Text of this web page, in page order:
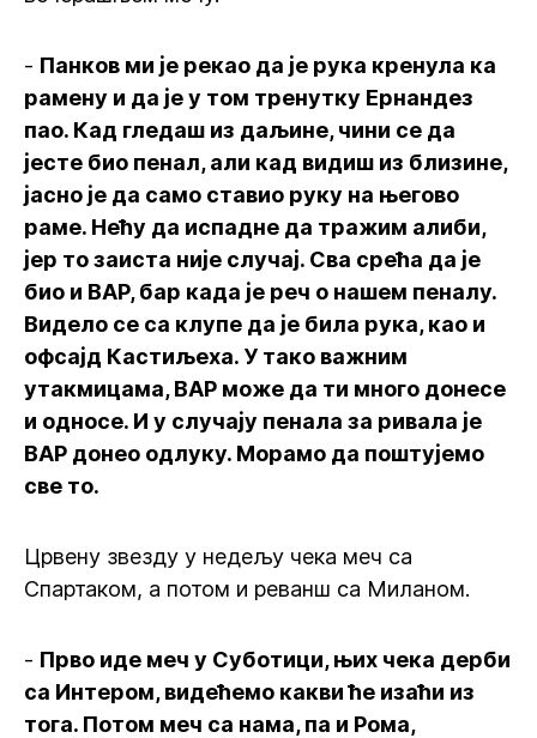
- Панков ми је рекао да је рука кренула ка
рамену и да је у том тренутку Ернандез
пао. Кад гледаш из даљине, чини се да
јесте био пенал, али кад видиш из близине,
јасно је да само ставио руку на његово
раме. Нећу да испадне да тражим алиби,
јер то заиста није случај. Сва срећа да је
био и ВАР, бар када је реч о нашем пеналу.
Видело се са клупе да је била рука, као и
офсајд Кастиљеха. У тако важним
утакмицама, ВАР може да ти много донесе
и односе. И у случају пенала за ривала је
ВАР донео одлуку. Морамо да поштујемо
све то.
Црвену звезду у недељу чека меч са
Спартаком, а потом и реванш са Миланом.
- Прво иде меч у Суботици, њих чека дерби
са Интером, видећемо какви ће изаћи из
тога. Потом меч са нама, па и Рома,